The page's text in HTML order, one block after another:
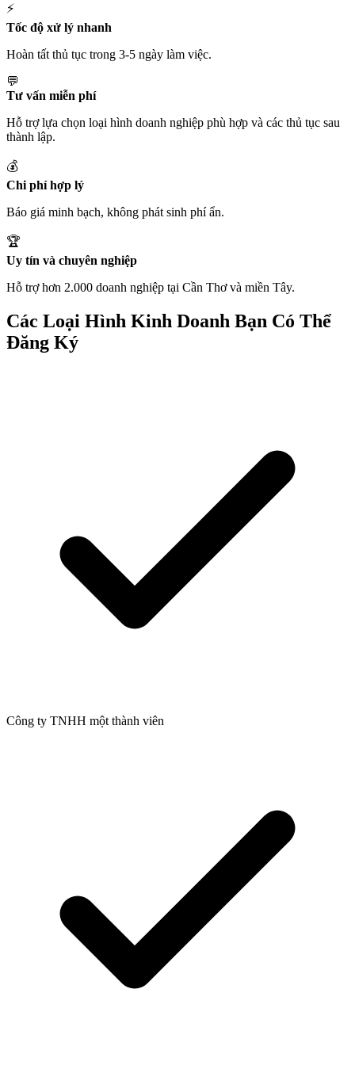
⚡
Tốc độ xử lý nhanh
Hoàn tất thủ tục trong 3-5 ngày làm việc.
💬
Tư vấn miễn phí
Hỗ trợ lựa chọn loại hình doanh nghiệp phù hợp và các thủ tục sau
thành lập.
💰
Chi phí hợp lý
Báo giá minh bạch, không phát sinh phí ẩn.
🏆
Uy tín và chuyên nghiệp
Hỗ trợ hơn 2.000 doanh nghiệp tại Cần Thơ và miền Tây.
Các Loại Hình Kinh Doanh Bạn Có Thể
Đăng Ký
Công ty TNHH một thành viên